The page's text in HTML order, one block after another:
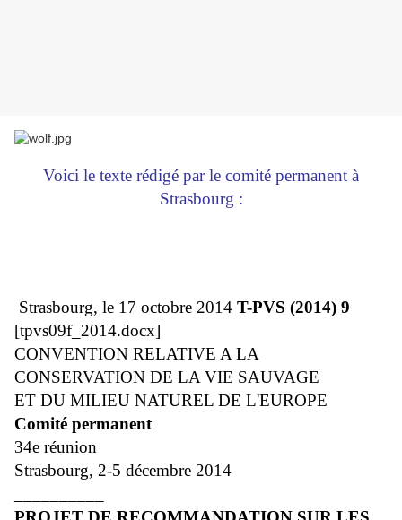
Voici le texte rédigé par le comité permanent à
Strasbourg :
Strasbourg, le 17 octobre 2014 T-PVS (2014) 9
[tpvs09f_2014.docx]
CONVENTION RELATIVE A LA
CONSERVATION DE LA VIE SAUVAGE
ET DU MILIEU NATUREL DE L'EUROPE
Comité permanent
34e réunion
Strasbourg, 2-5 décembre 2014